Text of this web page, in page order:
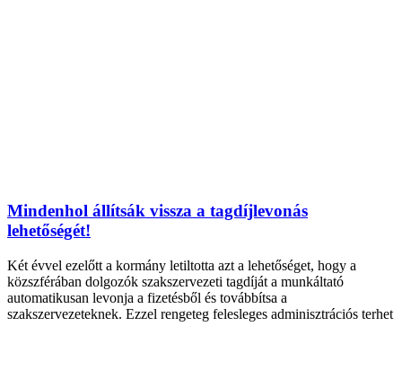
Mindenhol állítsák vissza a tagdíjlevonás
lehetőségét!
Két évvel ezelőtt a kormány letiltotta azt a lehetőséget, hogy a
közszférában dolgozók szakszervezeti tagdíját a munkáltató
automatikusan levonja a fizetésből és továbbítsa a
szakszervezeteknek. Ezzel rengeteg felesleges adminisztrációs terhet